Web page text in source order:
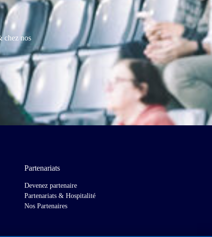
chez nos
Partenariats
Devenez partenaire
Partenariats & Hospitalité
Nos Partenaires